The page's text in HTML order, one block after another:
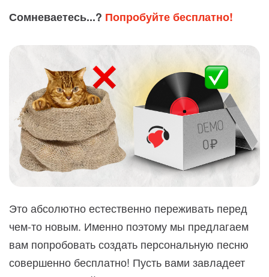
Сомневаетесь...? Попробуйте бесплатно!
Это абсолютно естественно переживать перед
чем-то новым. Именно поэтому мы предлагаем
вам попробовать создать персональную песню
совершенно бесплатно! Пусть вами завладеет